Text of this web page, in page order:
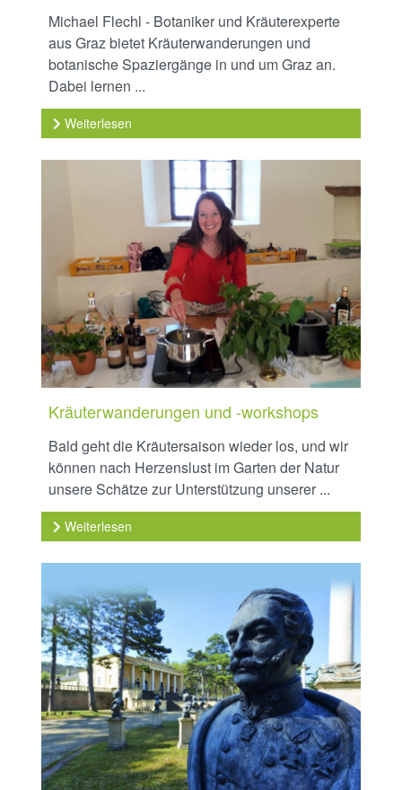
Michael Flechl - Botaniker und Kräuterexperte
aus Graz bietet Kräuterwanderungen und
botanische Spaziergänge in und um Graz an.
Dabei lernen ...
Weiterlesen
Kräuterwanderungen und -workshops
Bald geht die Kräutersaison wieder los, und wir
können nach Herzenslust im Garten der Natur
unsere Schätze zur Unterstützung unserer ...
Weiterlesen